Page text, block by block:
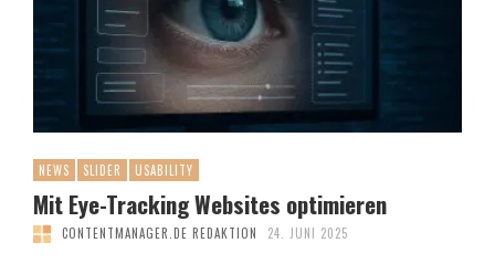
NEWS SLIDER USABILITY
Mit Eye-Tracking Websites optimieren
CONTENTMANAGER.DE REDAKTION 24. JUNI 2025